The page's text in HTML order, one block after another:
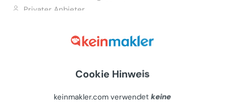
Privater Anbieter
3 Zimmer
Cookie Hinweis
keinmakler.com verwendetkeine